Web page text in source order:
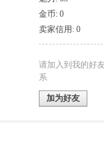
金币: 0
卖家信用: 0
请加入到我的好
系
加为好友